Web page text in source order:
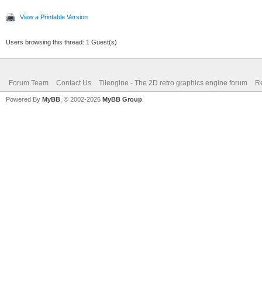
View a Printable Version
Users browsing this thread: 1 Guest(s)
Forum Team Contact Us Tilengine - The 2D retro graphics engine forum
Powered By MyBB , © 2002-2026 MyBB Group